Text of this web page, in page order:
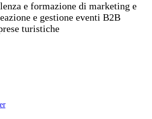
e formazione di marketing e
e gestione eventi B2B
turistiche